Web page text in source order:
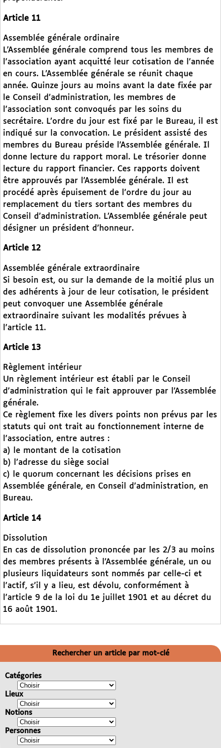
Article 11
Assemblée générale ordinaire
L’Assemblée générale comprend tous les membres de
l’association ayant acquitté leur cotisation de l’année
en cours. L’Assemblée générale se réunit chaque
année. Quinze jours au moins avant la date fixée par
le Conseil d’administration, les membres de
l’association sont convoqués par les soins du
secrétaire. L’ordre du jour est fixé par le Bureau, il est
indiqué sur la convocation. Le président assisté des
membres du Bureau préside l’Assemblée générale. Il
donne lecture du rapport moral. Le trésorier donne
lecture du rapport financier. Ces rapports doivent
être approuvés par l’Assemblée générale. Il est
procédé après épuisement de l’ordre du jour au
remplacement du tiers sortant des membres du
Conseil d’administration. L’Assemblée générale peut
désigner un président d’honneur.
Article 12
Assemblée générale extraordinaire
Si besoin est, ou sur la demande de la moitié plus un
des adhérents à jour de leur cotisation, le président
peut convoquer une Assemblée générale
extraordinaire suivant les modalités prévues à
l’article 11.
Article 13
Règlement intérieur
Un règlement intérieur est établi par le Conseil
d’administration qui le fait approuver par l’Assemblée
générale.
Ce règlement fixe les divers points non prévus par les
statuts qui ont trait au fonctionnement interne de
l’association, entre autres :
a) le montant de la cotisation
b) l’adresse du siège social
c) le quorum concernant les décisions prises en
Assemblée générale, en Conseil d’administration, en
Bureau.
Article 14
Dissolution
En cas de dissolution prononcée par les 2/3 au moins
des membres présents à l’Assemblée générale, un ou
plusieurs liquidateurs sont nommés par celle-ci et
l’actif, s’il y a lieu, est dévolu, conformément à
l’article 9 de la loi du 1e juillet 1901 et au décret du
16 août 1901.
Rechercher un article par mot-clé
Catégories
Lieux
Notions
Personnes